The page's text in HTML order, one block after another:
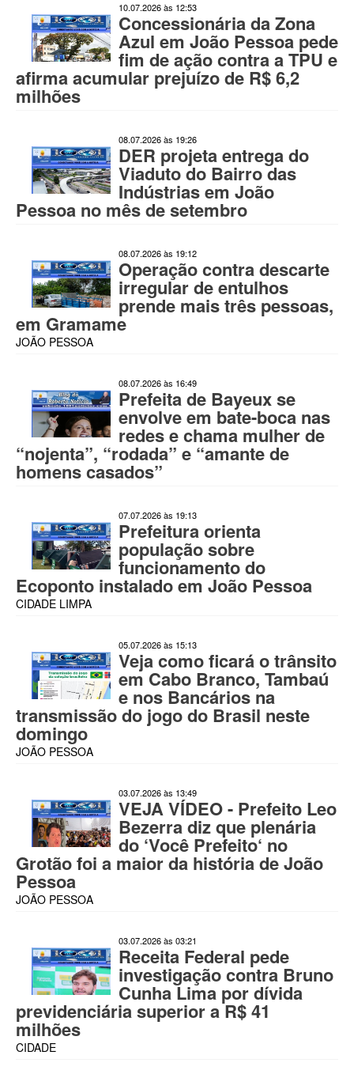
10.07.2026 às 12:53
Concessionária da Zona
Azul em João Pessoa pede
fim de ação contra a TPU e
afirma acumular prejuízo de R$ 6,2
milhões
08.07.2026 às 19:26
DER projeta entrega do
Viaduto do Bairro das
Indústrias em João
Pessoa no mês de setembro
08.07.2026 às 19:12
Operação contra descarte
irregular de entulhos
prende mais três pessoas,
em Gramame
JOÃO PESSOA
08.07.2026 às 16:49
Prefeita de Bayeux se
envolve em bate-boca nas
redes e chama mulher de
“nojenta”, “rodada” e “amante de
homens casados”
07.07.2026 às 19:13
Prefeitura orienta
população sobre
funcionamento do
Ecoponto instalado em João Pessoa
CIDADE LIMPA
05.07.2026 às 15:13
Veja como ficará o trânsito
em Cabo Branco, Tambaú
e nos Bancários na
transmissão do jogo do Brasil neste
domingo
JOÃO PESSOA
03.07.2026 às 13:49
VEJA VÍDEO - Prefeito Leo
Bezerra diz que plenária
do ‘Você Prefeito‘ no
Grotão foi a maior da história de João
Pessoa
JOÃO PESSOA
03.07.2026 às 03:21
Receita Federal pede
investigação contra Bruno
Cunha Lima por dívida
previdenciária superior a R$ 41
milhões
CIDADE